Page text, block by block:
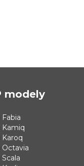
modely
Kamiq
Karoq
Octavia